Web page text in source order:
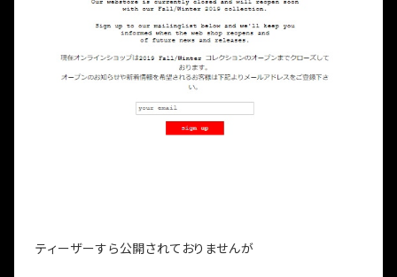
ティーザーすら公開されておりませんが